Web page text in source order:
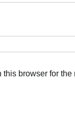
browser for the